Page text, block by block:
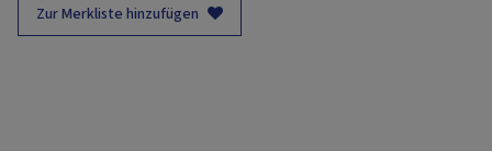
Zur Merkliste hinzufügen